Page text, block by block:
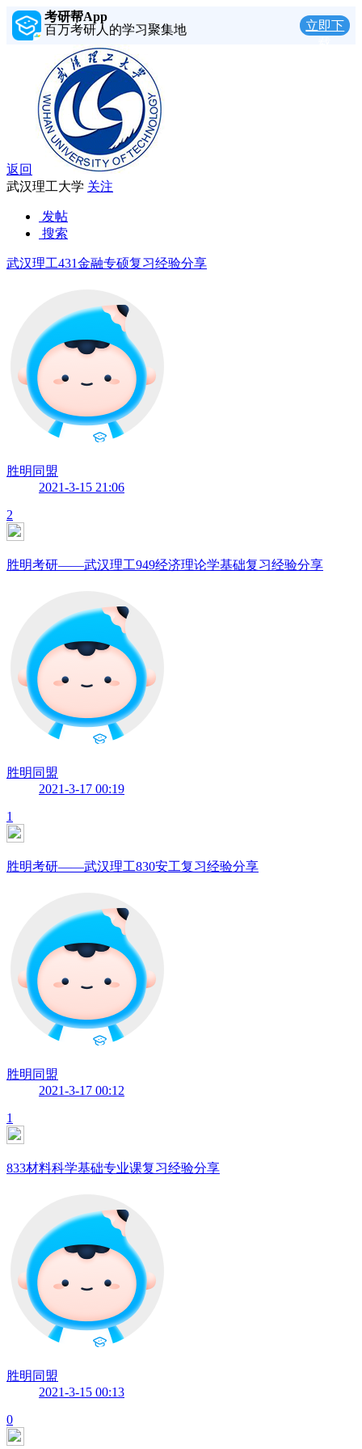
考研帮App
百万考研人的学习聚集地
立即下
返回
武汉理工大学 关注
发帖
搜索
武汉理工431金融专硕复习经验分享
胜明同盟
2021-3-15 21:06
2
胜明考研——武汉理工949经济理论学基础复习经验分享
胜明同盟
2021-3-17 00:19
1
胜明考研——武汉理工830安工复习经验分享
胜明同盟
2021-3-17 00:12
1
833材料科学基础专业课复习经验分享
胜明同盟
2021-3-15 00:13
0